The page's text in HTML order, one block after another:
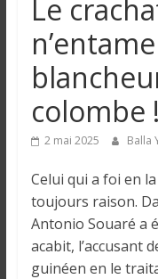
n
g
u
e
Le
colombe !
2 mai 2025 Balla
Celui qui a foi en
toujours raison.
Antonio Souaré a
acabit, l’accusant
guinéen en le